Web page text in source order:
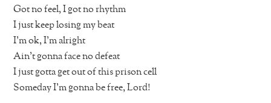
Got no feel, I got no rhythm
I just keep losing my beat
I’m ok, I’m alright
Ain’t gonna face no defeat
I just gotta get out of this prison cell
Someday I’m gonna be free, Lord!